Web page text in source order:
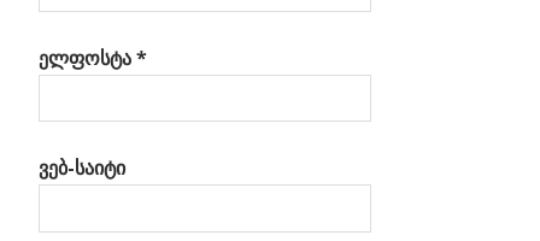
ელფოსტა*
ვებ-საიტი